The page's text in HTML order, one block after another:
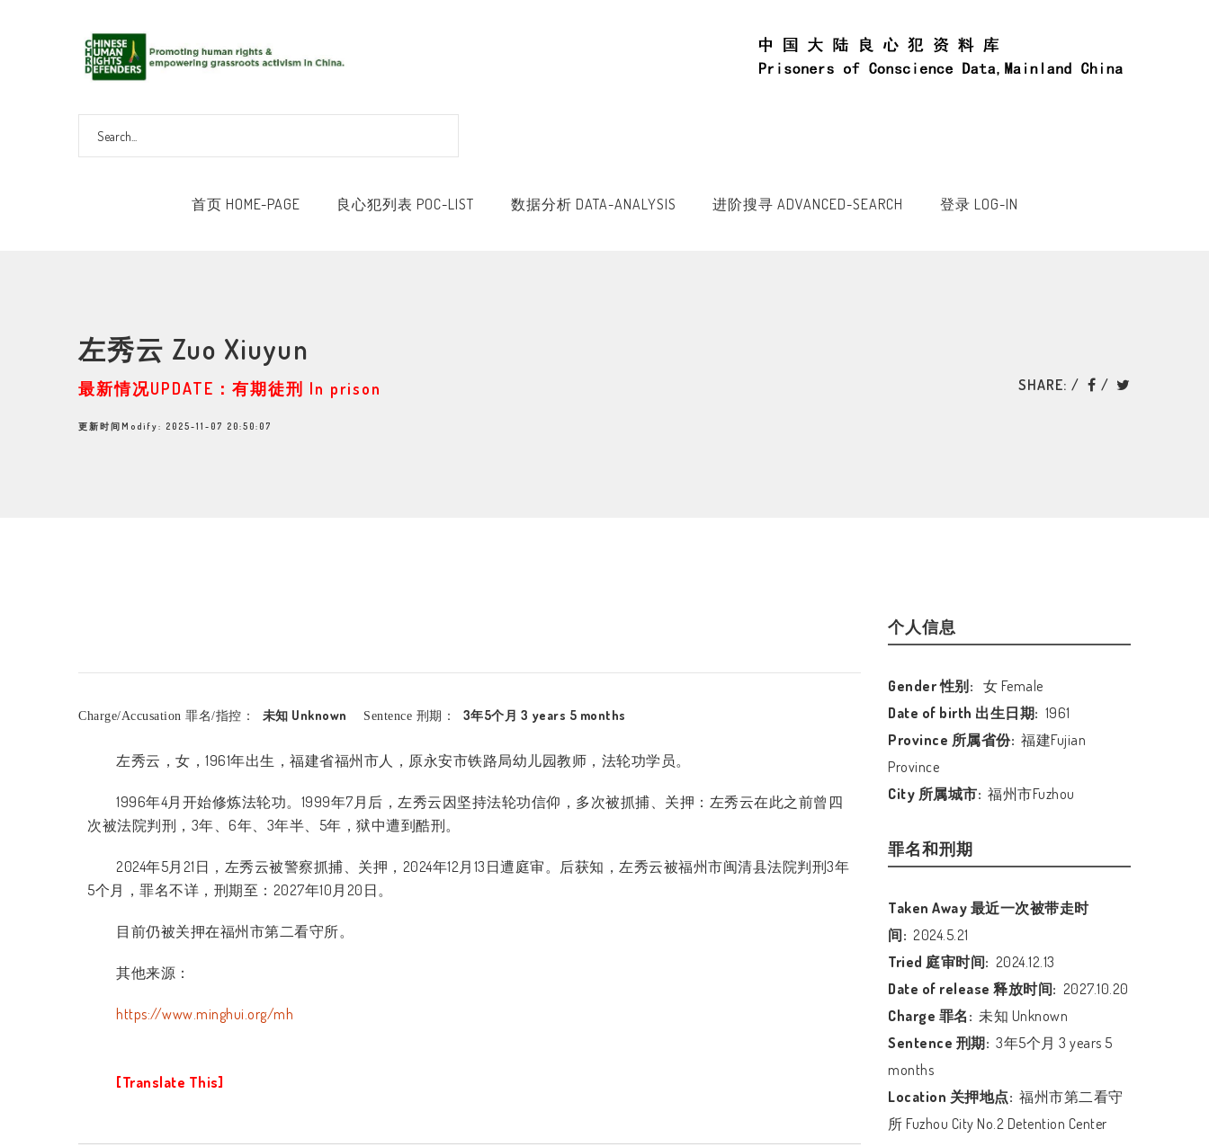
首页 HOME-PAGE 良心犯列表 POC-LIST 数据分析 DATA-ANALYSIS 进阶搜寻 ADVANCED-SEARCH 登录 LOG-IN
左秀云 Zuo Xiuyun
最新情况UPDATE：有期徒刑 In prison
更新时间Modify: 2025-11-07 20:50:07
SHARE:
Charge/Accusation 罪名/指控： 未知 Unknown Sentence 刑期： 3年5个月 3 years 5 months
左秀云，女， 1961年出生，福建省福州市人，原永安市铁路局幼儿园教师，法轮功学员。
1996年4月开始修炼法轮功。 1999年7月后，左秀云因坚持法轮功信仰，多次被抓捕、关押：左秀云在此之前曾四
次被法院判刑， 3年、 6年、 3年半、 5年，狱中遭到酷刑。
2024年5月 21 日，左秀云被警察抓捕、关押， 2024年12月 13 日遭庭审。后获知，左秀云被福州市闽清县法院判刑3年
5个月，罪名不详，刑期至： 2027年10月 20 日。
目前仍被关押在福州市第二看守所。
其他来源：
https://www.minghui.org/mh
[Translate This]
个人信息
Gender 性别: 女 Female
Date of birth 出生日期: 1961
Province 所属省份: 福建Fujian
Province
City 所属城市: 福州市Fuzhou
罪名和刑期
Taken Away 最近一次被带走时
间: 2024.5.21
Tried 庭审时间: 2024.12.13
Date of release 释放时间: 2027.10.20
Charge 罪名: 未知 Unknown
Sentence 刑期: 3年5个月 3 years 5
months
Location 关押地点: 福州市第二看守
所 Fuzhou City No.2 Detention Center